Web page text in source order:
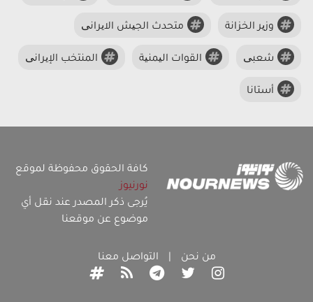
وزیر الخزانة متحدث الجیش الایرانی
شعبی القوات الیمنیة المنتخب الإیرانی
أستانا
كافة الحقوق محفوظة لموقع
نورنيوز
يُرجى ذكر المصدر عند نقل أي
موضوع عن موقعنا
من نحن التواصل معنا